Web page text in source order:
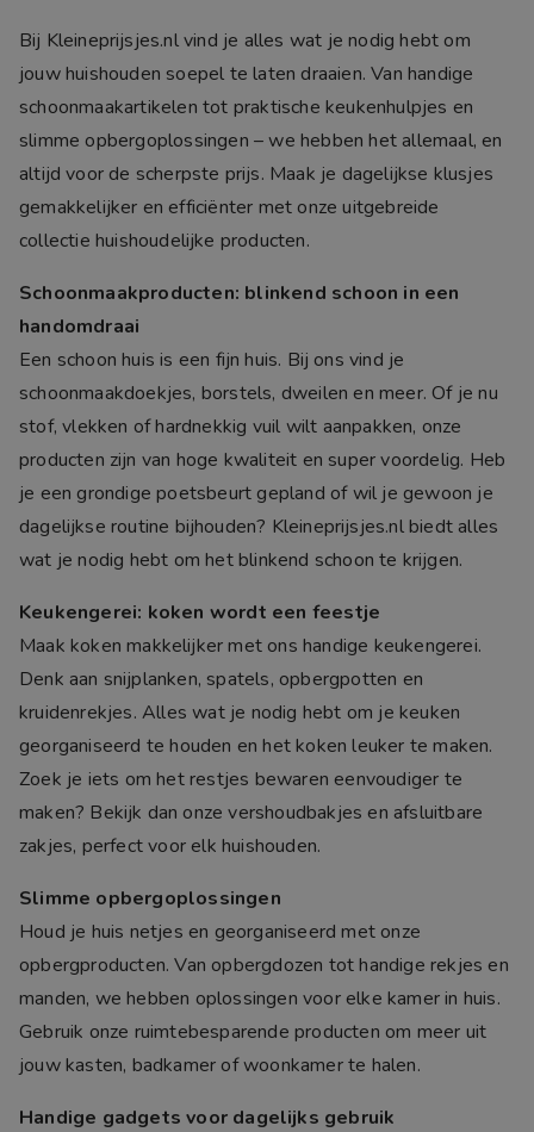
Bij Kleineprijsjes.nl vind je alles wat je nodig hebt om
jouw huishouden soepel te laten draaien. Van handige
schoonmaakartikelen tot praktische keukenhulpjes en
slimme opbergoplossingen – we hebben het allemaal, en
altijd voor de scherpste prijs. Maak je dagelijkse klusjes
gemakkelijker en efficiënter met onze uitgebreide
collectie huishoudelijke producten.
Schoonmaakproducten: blinkend schoon in een
handomdraai
Een schoon huis is een fijn huis. Bij ons vind je
schoonmaakdoekjes, borstels, dweilen en meer. Of je nu
stof, vlekken of hardnekkig vuil wilt aanpakken, onze
producten zijn van hoge kwaliteit en super voordelig. Heb
je een grondige poetsbeurt gepland of wil je gewoon je
dagelijkse routine bijhouden? Kleineprijsjes.nl biedt alles
wat je nodig hebt om het blinkend schoon te krijgen.
Keukengerei: koken wordt een feestje
Maak koken makkelijker met ons handige keukengerei.
Denk aan snijplanken, spatels, opbergpotten en
kruidenrekjes. Alles wat je nodig hebt om je keuken
georganiseerd te houden en het koken leuker te maken.
Zoek je iets om het restjes bewaren eenvoudiger te
maken? Bekijk dan onze vershoudbakjes en afsluitbare
zakjes, perfect voor elk huishouden.
Slimme opbergoplossingen
Houd je huis netjes en georganiseerd met onze
opbergproducten. Van opbergdozen tot handige rekjes en
manden, we hebben oplossingen voor elke kamer in huis.
Gebruik onze ruimtebesparende producten om meer uit
jouw kasten, badkamer of woonkamer te halen.
Handige gadgets voor dagelijks gebruik